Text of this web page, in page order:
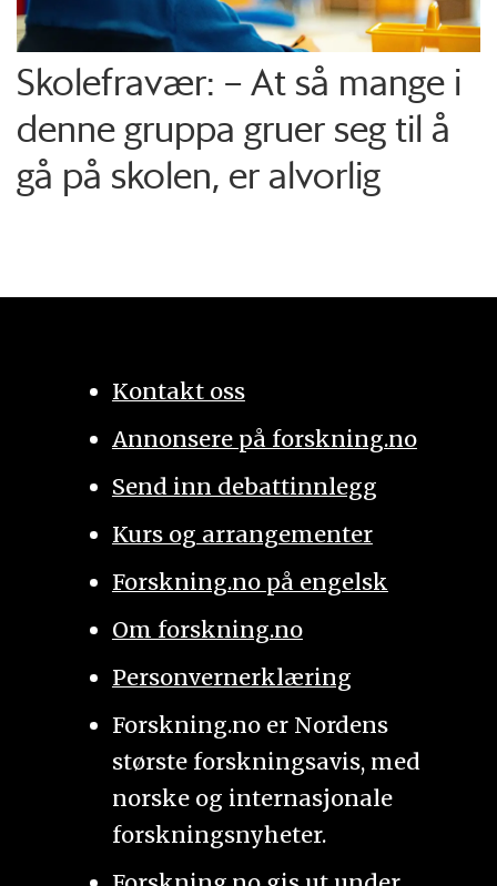
Skolefravær: – At så mange i
denne gruppa gruer seg til å
gå på skolen, er alvorlig
Kontakt oss
Annonsere på forskning.no
Send inn debattinnlegg
Kurs og arrangementer
Forskning.no på engelsk
Om forskning.no
Personvernerklæring
Forskning.no er Nordens
største forskningsavis, med
norske og internasjonale
forskningsnyheter.